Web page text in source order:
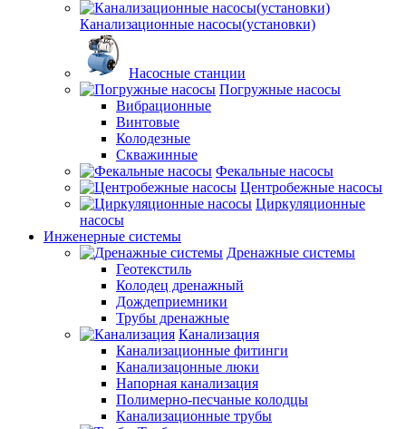
Канализационные насосы(установки)
Насосные станции
Погружные насосы
Вибрационные
Винтовые
Колодезные
Скважинные
Фекальные насосы
Центробежные насосы
Циркуляционные
насосы
Инженерные системы
Дренажные системы
Геотекстиль
Колодец дренажный
Дождеприемники
Трубы дренажные
Канализация
Канализационные фитинги
Канализацонные люки
Напорная канализация
Полимерно-песчаные колодцы
Канализационные трубы